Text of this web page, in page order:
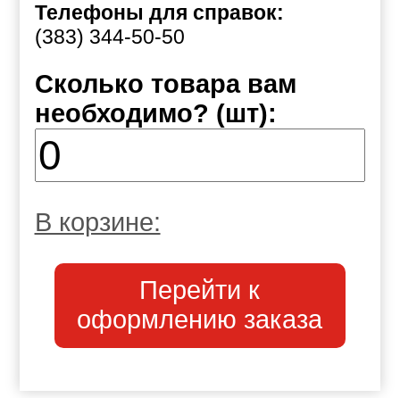
Телефоны для справок:
(383) 344-50-50
Сколько товара вам
необходимо? (шт):
В корзине:
Перейти к
оформлению заказа